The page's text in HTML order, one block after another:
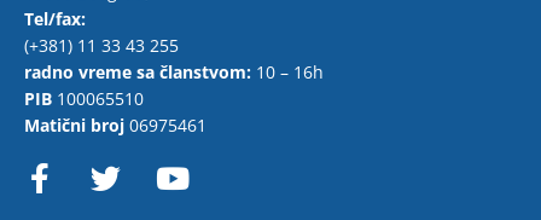
Tel/fax:
(+381) 11 33 43 255
radno vreme sa članstvom: 10 – 16h
PIB 100065510
Matični broj 06975461
F
a w o